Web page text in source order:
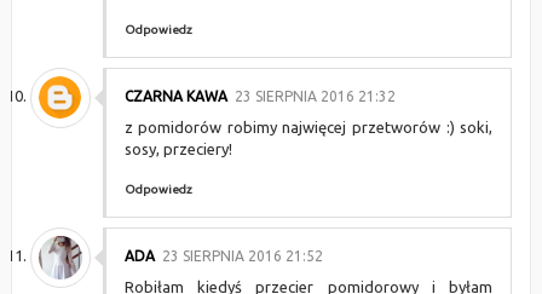
Odpowiedz
CZARNA KAWA 23 SIERPNIA 2016 21:32
z pomidorów robimy najwięcej przetworów :) soki,
sosy, przeciery!
Odpowiedz
ADA 23 SIERPNIA 2016 21:52
Robiłam kiedyś przecier pomidorowy i byłam